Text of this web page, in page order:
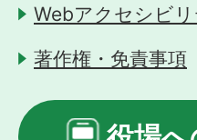
Webアクセシビリ
著作権・免責事項